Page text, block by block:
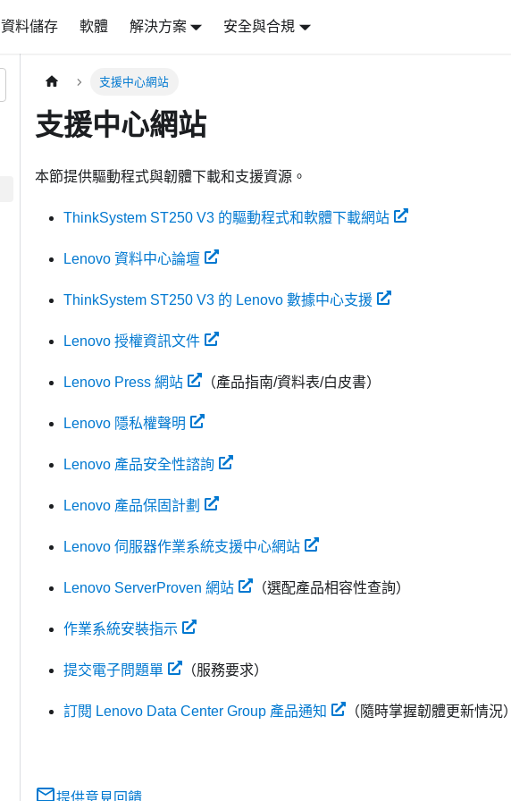
資料儲存 軟體 解決方案 安全與合規
支援中心網站
支援中心網站
本節提供驅動程式與韌體下載和支援資源。
ThinkSystem ST250 V3 的驅動程式和軟體下載網站
Lenovo 資料中心論壇
ThinkSystem ST250 V3 的 Lenovo 數據中心支援
Lenovo 授權資訊文件
Lenovo Press 網站 （產品指南/資料表/白皮書）
Lenovo 隱私權聲明
Lenovo 產品安全性諮詢
Lenovo 產品保固計劃
Lenovo 伺服器作業系統支援中心網站
Lenovo ServerProven 網站 （選配產品相容性查詢）
作業系統安裝指示
提交電子問題單 （服務要求）
訂閱 Lenovo Data Center Group 產品通知 （隨時掌握韌體更新情況）
提供意見回饋